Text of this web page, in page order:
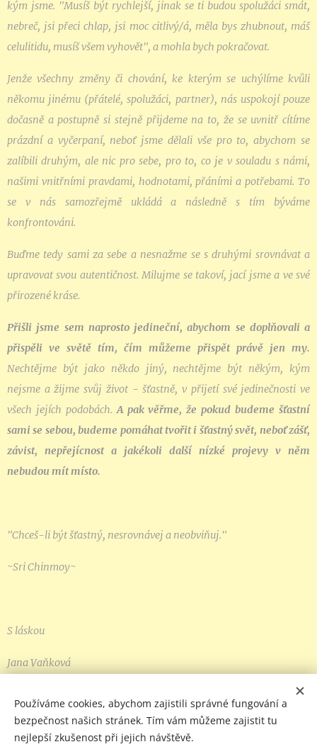
kým jsme. "Musíš být rychlejší, jinak se ti budou spolužáci smát,
nebreč, jsi přeci chlap, jsi moc citlivý/á, měla bys zhubnout, máš
celulitidu, musíš všem vyhovět", a mohla bych pokračovat.
Jenže všechny změny či chování, ke kterým se uchýlíme kvůli
někomu jinému (přátelé, spolužáci, partner), nás uspokojí pouze
dočasně a postupně si stejně přijdeme na to, že se uvnitř cítíme
prázdní a vyčerpaní, neboť jsme dělali vše pro to, abychom se
zalíbili druhým, ale nic pro sebe, pro to, co je v souladu s námi,
našimi vnitřními pravdami, hodnotami, přáními a potřebami. To
se v nás samozřejmě ukládá a následně s tím býváme
konfrontováni.
Buďme tedy sami za sebe a nesnažme se s druhými srovnávat a
upravovat svou autentičnost. Milujme se takoví, jací jsme a ve své
přirozené kráse.
Přišli jsme sem naprosto jedineční, abychom se doplňovali a
přispěli ve světě tím, čím můžeme přispět právě jen my.
Nechtějme být jako někdo jiný, nechtějme být někým, kým
nejsme a žijme svůj život - šťastně, v přijetí své jedinečnosti ve
všech jejích podobách.A pak věřme, že pokud budeme šťastní
sami se sebou, budeme pomáhat tvořit i šťastný svět, neboť zášť,
závist, nepřejícnost a jakékoli další nízké projevy v něm
nebudou mít místo.
"Chceš-li být šťastný, nesrovnávej a neobviňuj."
~Sri Chinmoy~
S láskou
Jana Vaňková
COPYRIGHT © 2022-2026 VEDOMIDUSE.CZ | Všechna práva
Používáme cookies, abychom zajistili správné fungování a
bezpečnost našich stránek. Tím vám můžeme zajistit tu
nejlepší zkušenost při jejich návštěvě.